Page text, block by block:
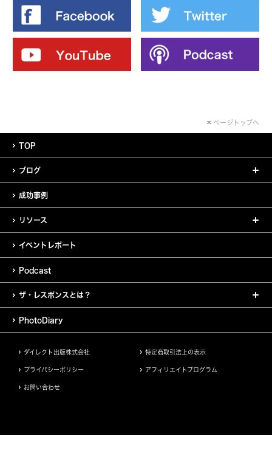
ページトップへ
TOP
ブログ
成功事例
リソース
イベントレポート
Podcast
ザ・レスポンスとは？
PhotoDiary
ダイレクト出版株式会社 特定商取引法上の表示
プライバシーポリシー アフィリエイトプログラム
お問い合わせ